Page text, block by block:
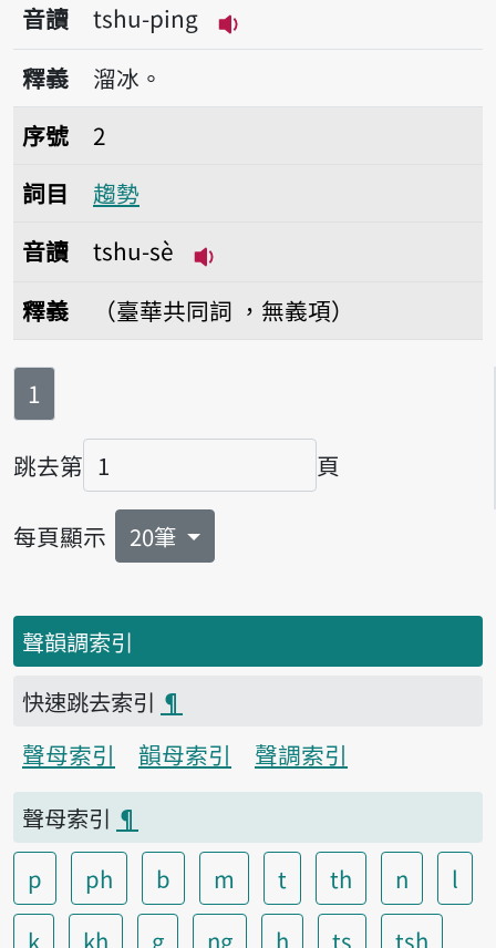
音讀
tshu-ping
播放音讀tshu-ping
釋義
溜冰。
序號2趨勢
序號
2
詞目
趨勢
音讀
tshu-sè
釋義 （臺華共同詞 ，無義項）
第
1
跳去第
頁碼
頁
每頁顯示 20筆
聲韻調索引
快速跳去索引 ¶
聲母索引
韻母索引
聲調索引
聲母索引 ¶
p
ph b m t th n
l
k
kh g ng h ts tsh